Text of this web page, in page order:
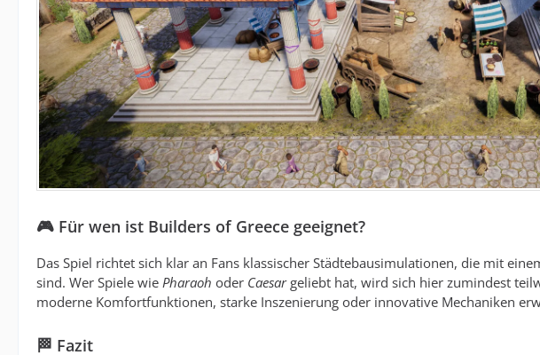
🎮 Für wen ist Builders of Greece geeignet?
Das Spiel richtet sich klar an Fans klassischer Städtebausimulationen, die mit
sind. Wer Spiele wie Pharaoh oder Caesargeliebt hat, wird sich hier zumindest
moderne Komfortfunktionen, starke Inszenierung oder innovative Mechaniken
🏁 Fazit